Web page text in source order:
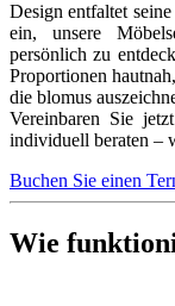
Design entfaltet
ein, unsere
persönlich zu
Proportionen
die blomus
Vereinbaren Sie
individuell beraten –
Buchen Sie einen
Wie